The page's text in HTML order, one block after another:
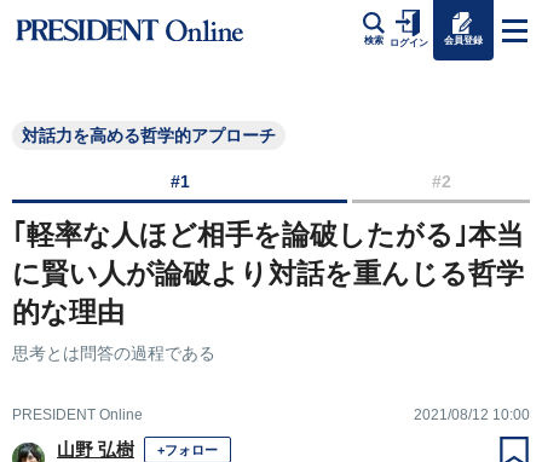
検索 ログイン 会員登録
対話力を高める哲学的アプローチ
#1 #2
｢軽率な人ほど相手を論破したがる｣本当
に賢い人が論破より対話を重んじる哲学
的な理由
思考とは問答の過程である
PRESIDENT Online 2021/08/12 10:00
山野 弘樹 +フォロー